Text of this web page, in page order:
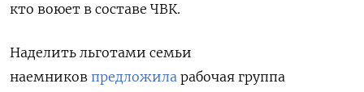
кто воюет в составе ЧВК.
Наделить льготами семьи
наемников предложила рабочая группа